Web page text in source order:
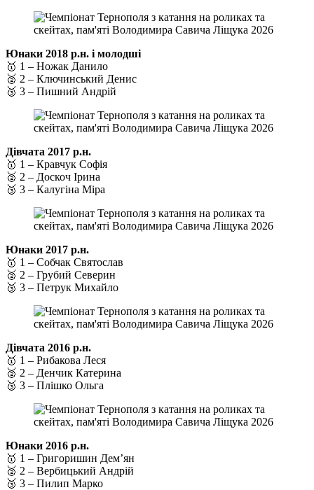
Юнаки 2018 р.н. і молодші
🥇 1 – Ножак Данило
🥈 2 – Ключинський Денис
🥉 3 – Пишний Андрій
Дівчата 2017 р.н.
🥇 1 – Кравчук Софія
🥈 2 – Доскоч Ірина
🥉 3 – Калугіна Міра
Юнаки 2017 р.н.
🥇 1 – Собчак Святослав
🥈 2 – Грубий Северин
🥉 3 – Петрук Михайло
Дівчата 2016 р.н.
🥇 1 – Рибакова Леся
🥈 2 – Денчик Катерина
🥉 3 – Плішко Ольга
Юнаки 2016 р.н.
🥇 1 – Григоришин Дем’ян
🥈 2 – Вербицький Андрій
🥉 3 – Пилип Марко